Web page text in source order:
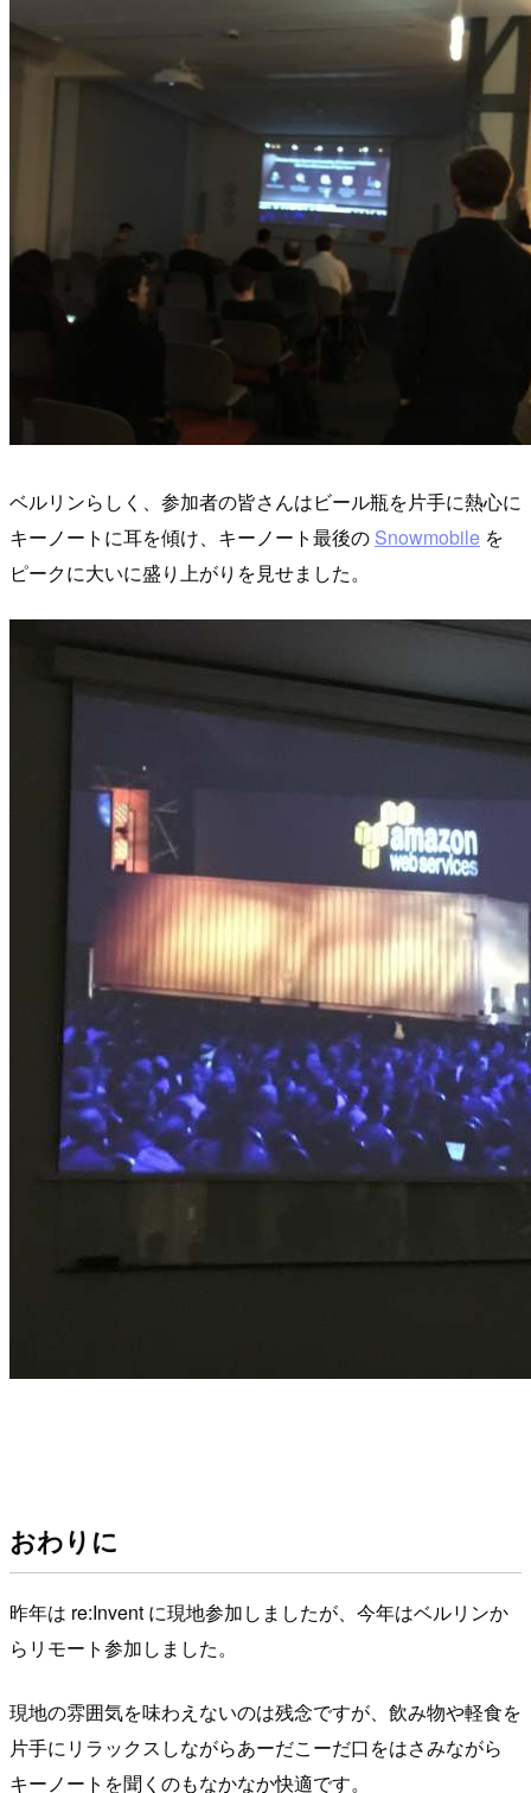
ベルリンらしく、参加者の皆さんはビール瓶を片手に熱心に
キーノートに耳を傾け、キーノート最後の Snowmobile を
ピークに大いに盛り上がりを見せました。
おわりに
昨年は re:Invent に現地参加しましたが、今年はベルリンか
らリモート参加しました。
現地の雰囲気を味わえないのは残念ですが、飲み物や軽食を
片手にリラックスしながらあーだこーだ口をはさみながら
キーノートを聞くのもなかなか快適です。